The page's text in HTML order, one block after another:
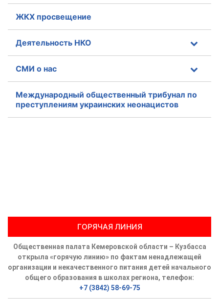
ЖКХ просвещение
Деятельность НКО
СМИ о нас
Международный общественный трибунал по
преступлениям украинских неонацистов
ГОРЯЧАЯ ЛИНИЯ
Общественная палата Кемеровской области – Кузбасса
открыла «горячую линию» по фактам ненадлежащей
организации и некачественного питания детей начального
общего образования в школах региона, телефон:
+7 (3842) 58-69-75